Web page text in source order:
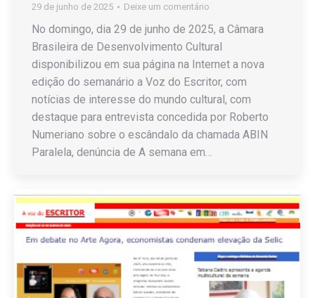
29 de junho de 2025
Deixe um comentário
No domingo, dia 29 de junho de 2025, a Câmara
Brasileira de Desenvolvimento Cultural
disponibilizou em sua página na Internet a nova
edição do semanário a Voz do Escritor, com
notícias de interesse do mundo cultural, com
destaque para entrevista concedida por Roberto
Numeriano sobre o escândalo da chamada ABIN
Paralela, denúncia de A semana em…